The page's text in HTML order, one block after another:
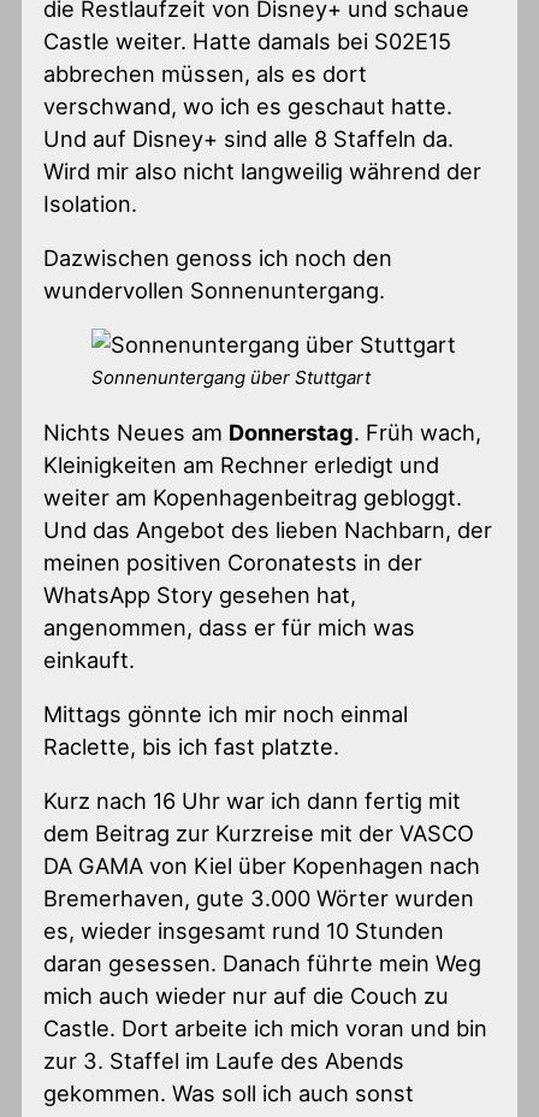
die Restlaufzeit von Disney+ und schaue
Castle weiter. Hatte damals bei S02E15
abbrechen müssen, als es dort
verschwand, wo ich es geschaut hatte.
Und auf Disney+ sind alle 8 Staffeln da.
Wird mir also nicht langweilig während der
Isolation.
Dazwischen genoss ich noch den
wundervollen Sonnenuntergang.
Sonnenuntergang über Stuttgart
Nichts Neues am Donnerstag. Früh wach,
Kleinigkeiten am Rechner erledigt und
weiter am Kopenhagenbeitrag gebloggt.
Und das Angebot des lieben Nachbarn, der
meinen positiven Coronatests in der
WhatsApp Story gesehen hat,
angenommen, dass er für mich was
einkauft.
Mittags gönnte ich mir noch einmal
Raclette, bis ich fast platzte.
Kurz nach 16 Uhr war ich dann fertig mit
dem Beitrag zur Kurzreise mit der VASCO
DA GAMA von Kiel über Kopenhagen nach
Bremerhaven, gute 3.000 Wörter wurden
es, wieder insgesamt rund 10 Stunden
daran gesessen. Danach führte mein Weg
mich auch wieder nur auf die Couch zu
Castle. Dort arbeite ich mich voran und bin
zur 3. Staffel im Laufe des Abends
gekommen. Was soll ich auch sonst